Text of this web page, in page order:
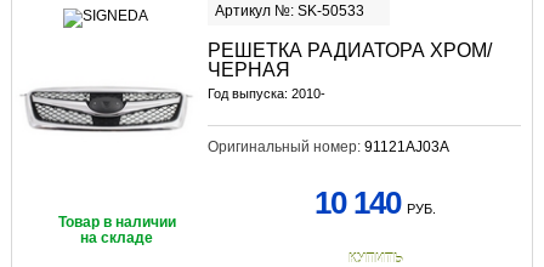
Артикул №: SK-50533
РЕШЕТКА РАДИАТОРА ХРОМ/
ЧЕРНАЯ
Год выпуска: 2010-
Оригинальный номер: 91121AJ03A
Товар в наличии
на складе
10 140 РУБ.
КУПИТЬ